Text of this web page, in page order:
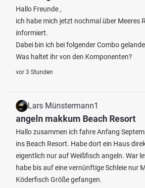
Hallo Freunde ,
ich habe mich jetzt nochmal über Meeres
informiert.
Dabei bin ich bei folgender Combo
Was haltet ihr von den Komponenten?
vor 3 Stunden
Lars Münstermann1
angeln makkum Beach Resort
Hallo zusammen ich fahre Anfang
ins Beach Resort. Habe dort ein Haus
eigentlich nur auf Weißfisch angeln. War
habe bis auf eine vernünftige Schleie nur
Köderfisch Größe gefangen.